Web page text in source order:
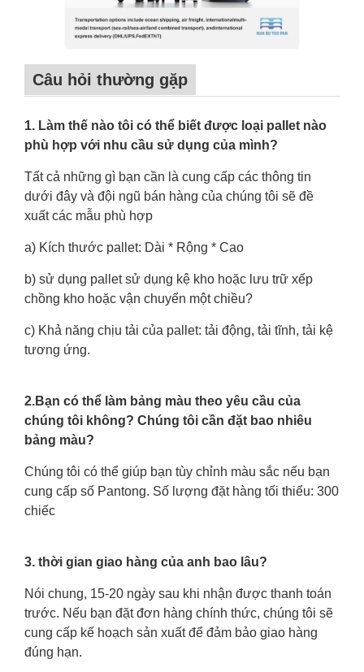
Câu hỏi thường gặp
1. Làm thế nào tôi có thể biết được loại pallet nào
phù hợp với nhu cầu sử dụng của mình?
Tất cả những gì bạn cần là cung cấp các thông tin
dưới đây và đội ngũ bán hàng của chúng tôi sẽ đề
xuất các mẫu phù hợp
a) Kích thước pallet: Dài * Rộng * Cao
b) sử dụng pallet sử dụng kệ kho hoặc lưu trữ xếp
chồng kho hoặc vận chuyển một chiều?
c) Khả năng chịu tải của pallet: tải động, tải tĩnh, tải kệ
tương ứng.
2.Bạn có thể làm bảng màu theo yêu cầu của
chúng tôi không? Chúng tôi cần đặt bao nhiêu
bảng màu?
Chúng tôi có thể giúp bạn tùy chỉnh màu sắc nếu bạn
cung cấp số Pantong. Số lượng đặt hàng tối thiểu: 300
chiếc
3. thời gian giao hàng của anh bao lâu?
Nói chung, 15-20 ngày sau khi nhận được thanh toán
trước. Nếu bạn đặt đơn hàng chính thức, chúng tôi sẽ
cung cấp kế hoạch sản xuất để đảm bảo giao hàng
đúng hạn.